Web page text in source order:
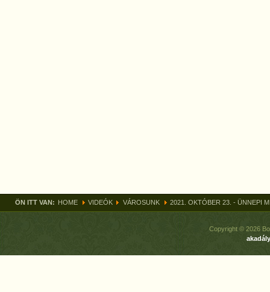
ÖN ITT VAN: HOME VIDEÓK VÁROSUNK 2021. OKTÓBER 23. - ÜNNEPI
Copyright © 2026